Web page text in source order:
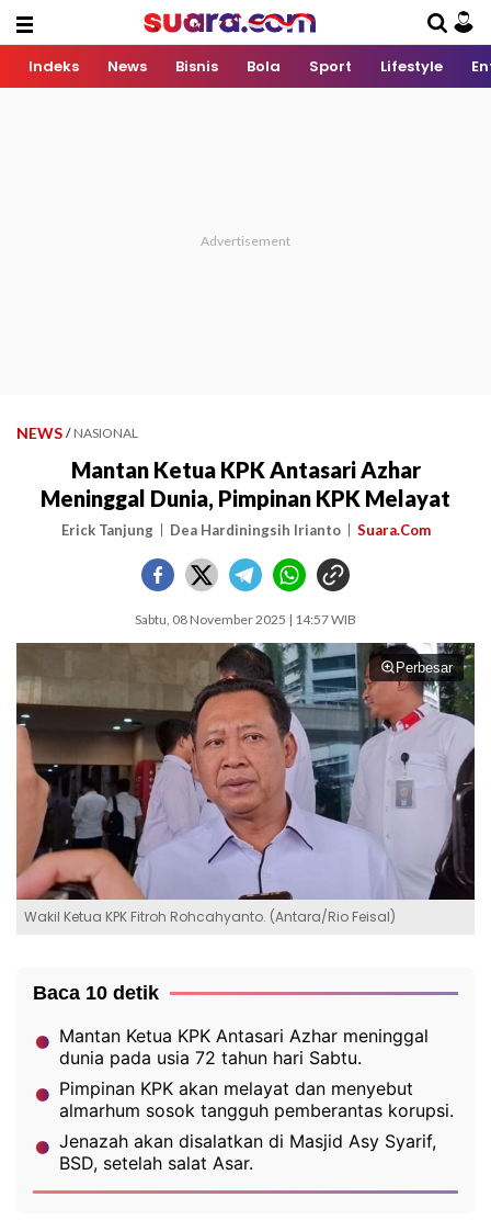
Indeks News Bisnis Bola Sport Lifestyle
NEWS / NASIONAL
Mantan Ketua KPK Antasari Azhar
Meninggal Dunia, Pimpinan KPK Melayat
Erick Tanjung Dea Hardiningsih Irianto Suara.Com
Sabtu, 08 November 2025 | 14:57 WIB
Perbesar
Wakil Ketua KPK Fitroh Rohcahyanto. (Antara/Rio Feisal)
Baca 10 detik
Mantan Ketua KPK Antasari Azhar meninggal
dunia pada usia 72 tahun hari Sabtu.
Pimpinan KPK akan melayat dan menyebut
almarhum sosok tangguh pemberantas korupsi.
Jenazah akan disalatkan di Masjid Asy Syarif,
BSD, setelah salat Asar.